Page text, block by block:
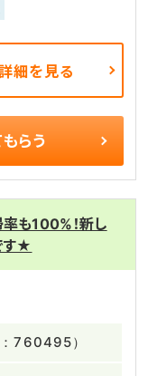
細を見る
らう
も100%！新し
す★
760495）